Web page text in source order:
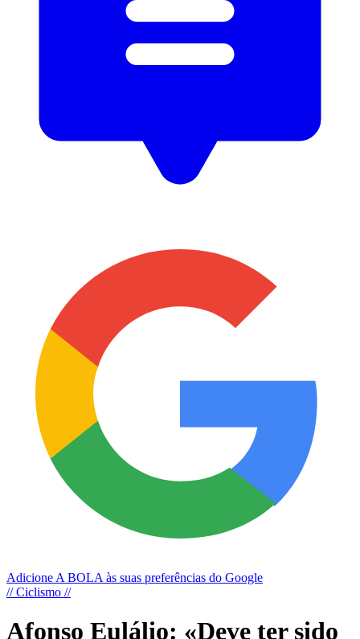
Adicione A BOLA às suas preferências do Google
// Ciclismo //
Afonso Eulálio: «Deve ter sido